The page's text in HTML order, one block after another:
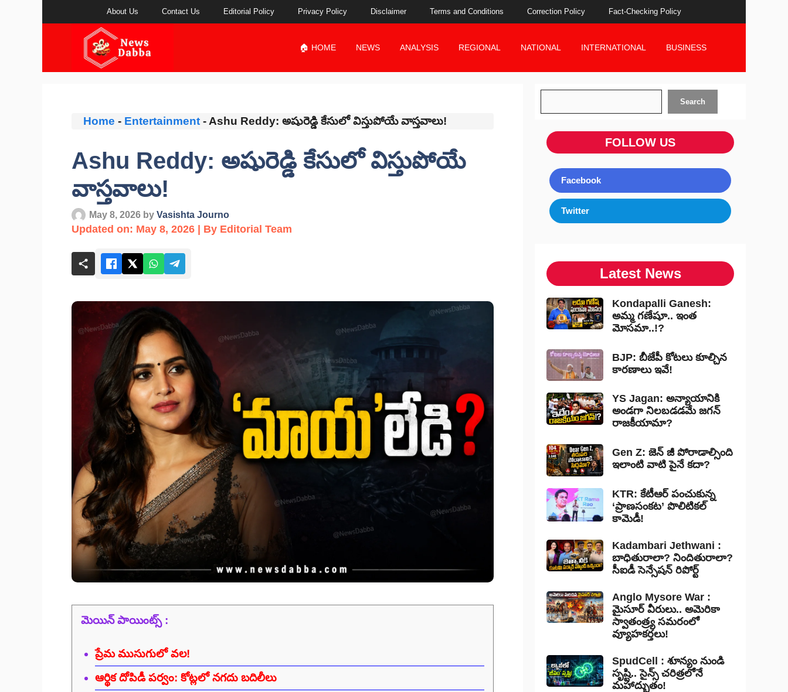
About Us Contact Us Editorial Policy Privacy Policy Disclaimer Terms and Conditions Correction Policy Fact-Checking Policy
🏠 HOME NEWS ANALYSIS REGIONAL NATIONAL INTERNATIONAL BUSINESS
Home - Entertainment - Ashu Reddy: అషురెడ్డి కేసులో విస్తుపోయే వాస్తవాలు!
Ashu Reddy: అషురెడ్డి కేసులో విస్తుపోయే
వాస్తవాలు!
May 8, 2026 by Vasishta Journo
Updated on: May 8, 2026 | By Editorial Team
మెయిన్ పాయింట్స్ :
ప్రేమ ముసుగులో వల!
ఆర్థిక దోపిడీ పర్వం: కోట్లలో నగదు బదిలీలు
Search
FOLLOW US
Facebook
Twitter
Latest News
Kondapalli Ganesh:
అమ్మ గణేషూ.. ఇంత
మోసమా..!?
BJP: బీజేపీ కోటలు కూల్చిన
కారణాలు ఇవే!
YS Jagan: అన్యాయానికి
అండగా నిలబడడమే జగన్
రాజకీయామా?
Gen Z: జెన్ జీ పోరాడాల్సింది
ఇలాంటి వాటి పైనే కదా?
KTR: కేటీఆర్ పంచుకున్న
‘ప్రాణసంకట’ పొలిటికల్
కామెడీ!
Kadambari Jethwani :
బాధితురాలా? నిందితురాలా?
సీఐడీ సెన్సేషన్ రిపోర్ట్
Anglo Mysore War :
మైసూర్ వీరులు.. అమెరికా
స్వాతంత్ర్య సమరంలో
వ్యూహకర్తలు!
SpudCell : శూన్యం నుండి
సృష్టి.. సైన్స్ చరిత్రలోనే
మహాద్భుతం!